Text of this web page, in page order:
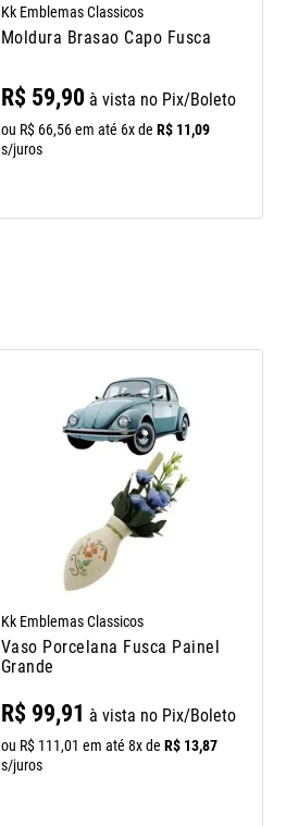
Kk Emblemas Classicos
Moldura Brasao Capo Fusca
R$ 59,90à vista no Pix/Boleto
ou R$ 66,56 em até 6x de R$ 11,09
s/juros
Kk Emblemas Classicos
Vaso Porcelana Fusca Painel
Grande
R$ 99,91 à vista no Pix/Boleto
ou R$ 111,01 em até 8x de R$ 13,87
s/juros